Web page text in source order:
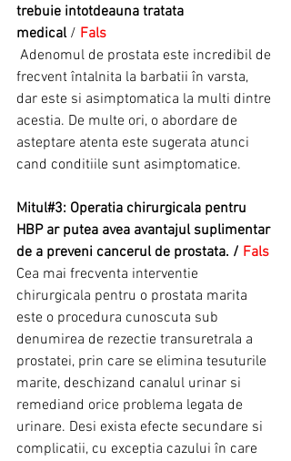
trebuie intotdeauna tratata
medical / Fals
Adenomul de prostata este incredibil de
frecvent întalnita la barbatii în varsta,
dar este si asimptomatica la multi dintre
acestia. De multe ori, o abordare de
asteptare atenta este sugerata atunci
cand conditiile sunt asimptomatice.
Mitul#3: Operatia chirurgicala pentru
HBP ar putea avea avantajul suplimentar
de a preveni cancerul de prostata. / Fals
Cea mai frecventa interventie
chirurgicala pentru o prostata marita
este o procedura cunoscuta sub
denumirea de rezectie transuretrala a
prostatei, prin care se elimina tesuturile
marite, deschizand canalul urinar si
remediand orice problema legata de
urinare. Desi exista efecte secundare si
complicatii, cu exceptia cazului în care